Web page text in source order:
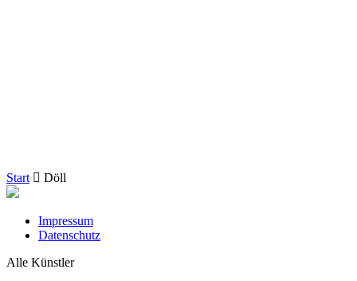
Start Döll
Impressum
Datenschutz
Alle Künstler